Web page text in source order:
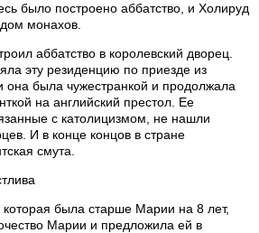
было построено аббатство, и Холируд
монахов.
аббатство в королевский дворец.
эту резиденцию по приезде из
была чужестранкой и продолжала
на английский престол. Ее
с католицизмом, не нашли
И в конце концов в стране
смута.
которая была старше Марии на 8 лет,
Марии и предложила ей в